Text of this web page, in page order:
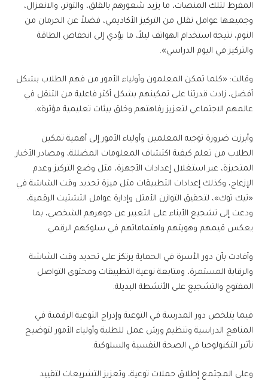
المفرط لتلك المنصات، ما يزيد شعورهم بالقلق، والتوتر، والانعزال،
وجميعها عوامل تقلل من التركيز الأكاديمي، فضلاً عن الحرمان من
النوم، نتيجة استخدام الهواتف ليلاً، ما يؤدي إلى انخفاض الطاقة
والتركيز في اليوم الدراسي».
وقالت: «كلما تمكن المعلمون وأولياء الأمور من فهم الطلاب بشكل
أفضل، زادت قدرتنا على تمكينهم بشكل أكثر فاعلية من التنقل في
عالمهم الاجتماعي لتعزيز رفاهتهم وخلق بيئات تعليمية مؤثرة».
وأبرزت ضرورة توجيه المعلمين وأولياء الأمور إلى أهمية تمكين
الطلاب من تعلم كيفية اكتشاف المعلومات المضللة، ومصادر الأخبار
المتحيزة، عبر استغلال إعدادات الأجهزة، مثل وضع التركيز وعدم
الإزعاج، وكذلك إعدادات التطبيقات مثل ميزة تحديد وقت الشاشة في
«تيك توك»، لتحقيق التوازن الأمثل وإدارة عوامل التشتيت الرقمية،
ودعت إلى تشجيع الأبناء على التعبير عن جوهرهم الشخصي، بما
يعكس قيمهم وهويتهم واهتماماتهم في سلوكهم الرقمي.
وأفادت بأن دور الأسرة في الحماية يرتكز على تحديد وقت الشاشة
والرقابة المستمرة، ومتابعة نوعية التطبيقات ومحتوى التواصل
المفتوح والتشجيع على الأنشطة البديلة.
فيما يتلخص دور المدرسة في التوعية وإدراج التوعية الرقمية في
المناهج الدراسية وتنظيم ورش عمل للطلبة وأولياء الأمور لتوضيح
تأثير التكنولوجيا في الصحة النفسية والسلوكية.
وعلى المجتمع إطلاق حملات توعية، وتعزيز التشريعات لتقييد